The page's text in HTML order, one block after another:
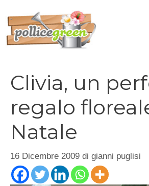
contenuto
Clivia, un
regalo
Natale
16 Dicembre 2009 di gianni puglisi